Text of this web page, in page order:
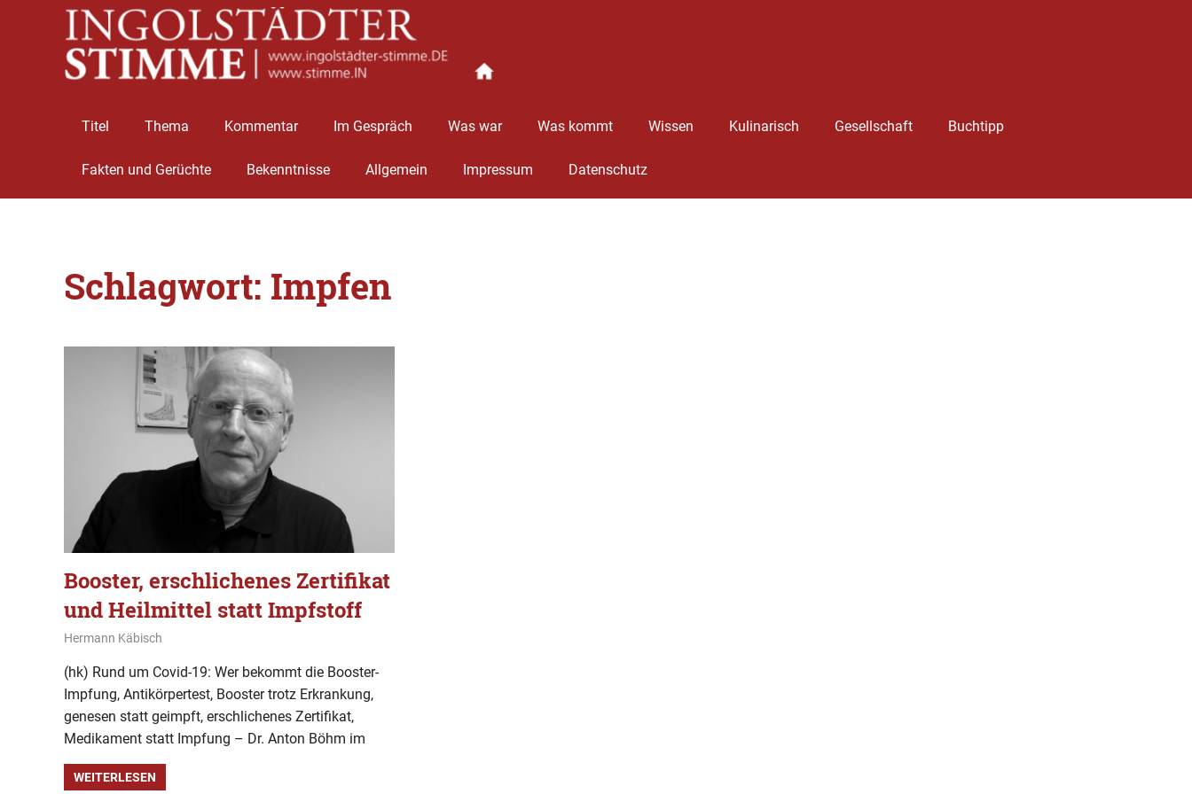
Titel Thema Kommentar Im Gespräch Was war Was kommt Wissen Kulinarisch Gesellschaft Buchtipp
Fakten und Gerüchte Bekenntnisse Allgemein Impressum Datenschutz
Schlagwort: Impfen
Booster, erschlichenes Zertifikat
und Heilmittel statt Impfstoff
8. November 2021
Hermann Käbisch
(hk) Rund um Covid-19: Wer bekommt die Booster-
Impfung, Antikörpertest, Booster trotz Erkrankung,
genesen statt geimpft, erschlichenes Zertifikat,
Medikament statt Impfung – Dr. Anton Böhm im
WEITERLESEN